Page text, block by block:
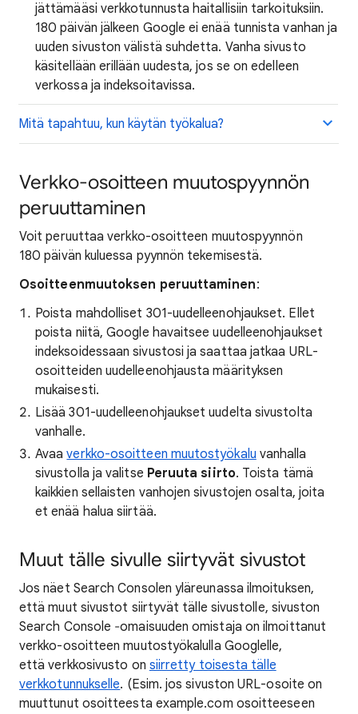
jättämääsi verkkotunnusta haitallisiin tarkoituksiin.
180 päivän jälkeen Google ei enää tunnista vanhan ja
uuden sivuston välistä suhdetta. Vanha sivusto
käsitellään erillään uudesta, jos se on edelleen
verkossa ja indeksoitavissa.
Mitä tapahtuu, kun käytän työkalua?
Verkko-osoitteen muutospyynnön
peruuttaminen
Voit peruuttaa verkko-osoitteen muutospyynnön
180 päivän kuluessa pyynnön tekemisestä.
Osoitteenmuutoksen peruuttaminen:
Poista mahdolliset 301-uudelleenohjaukset. Ellet
poista niitä, Google havaitsee uudelleenohjaukset
indeksoidessaan sivustosi ja saattaa jatkaa URL-
osoitteiden uudelleenohjausta määrityksen
mukaisesti.
Lisää 301-uudelleenohjaukset uudelta sivustolta
vanhalle.
Avaaverkko-osoitteen muutostyökalu vanhalla
sivustolla ja valitse Peruuta siirto. Toista tämä
kaikkien sellaisten vanhojen sivustojen osalta, joita
et enää halua siirtää.
Muut tälle sivulle siirtyvät sivustot
Jos näet Search Consolen yläreunassa ilmoituksen,
että muut sivustot siirtyvät tälle sivustolle, sivuston
Search Console ‐omaisuuden omistaja on ilmoittanut
verkko-osoitteen muutostyökalulla Googlelle,
että verkkosivusto on siirretty toisesta tälle
verkkotunnukselle. (Esim. jos sivuston URL-osoite on
muuttunut osoitteesta example.com osoitteeseen